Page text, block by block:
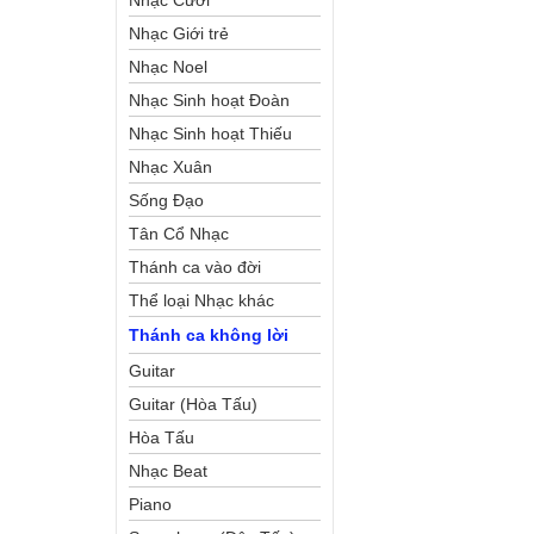
Nhạc Giới trẻ
Nhạc Noel
Nhạc Sinh hoạt Đoàn
Thể Công Giáo
Nhạc Sinh hoạt Thiếu
Nhi
Nhạc Xuân
Sống Đạo
Tân Cổ Nhạc
Thánh ca vào đời
Thể loại Nhạc khác
Thánh ca không lời
Guitar
Guitar (Hòa Tấu)
Hòa Tấu
Nhạc Beat
Piano